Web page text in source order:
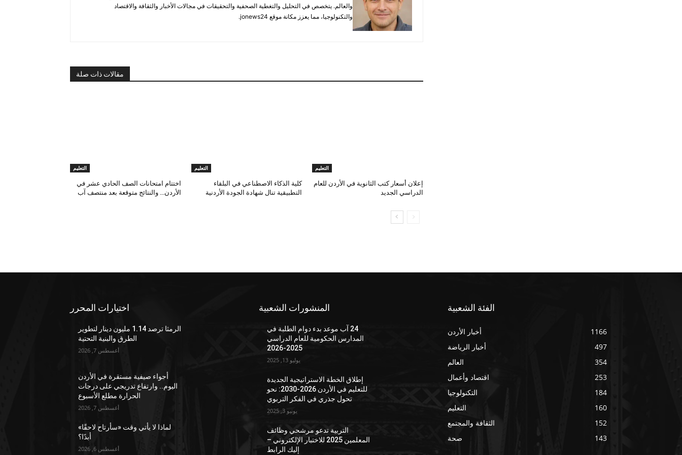
والعالم. يتخصص في التحليل والتغطية الصحفية والتحقيقات في مجالات الأخبار والثقافة والاقتصاد
والتكنولوجيا، مما يعزز مكانة موقع jonews24.
مقالات ذات صلة
التعليم
إعلان أسعار كتب الثانوية في الأردن للعام
الدراسي الجديد
التعليم
كلية الذكاء الاصطناعي في البلقاء
التطبيقية تنال شهادة الجودة الأردنية
التعليم
اختتام امتحانات الصف الحادي عشر في
الأردن… والنتائج متوقعة بعد منتصف آب
اختيارات المحرر
الرمثا ترصد 1.14 مليون دينار لتطوير
الطرق والبنية التحتية
أغسطس 7, 2026
أجواء صيفية مستقرة في الأردن
اليوم.. وارتفاع تدريجي على درجات
الحرارة مطلع الأسبوع
أغسطس 7, 2026
لماذا لا يأتي وقت «سأرتاح لاحقًا»
أبدًا؟
أغسطس 6, 2026
المنشورات الشعبية
24 آب موعد بدء دوام الطلبة في
المدارس الحكومية للعام الدراسي
2025-2026
يوليو 13, 2025
إطلاق الخطة الاستراتيجية الجديدة
للتعليم في الأردن 2026-2030: نحو
تحول جذري في الفكر التربوي
يونيو 3, 2025
التربية تدعو مرشحي وظائف
المعلمين 2025 للاختبار الإلكتروني –
إليك الرابط
الفئة الشعبية
أخبار الأردن
1166
أخبار الرياضة
497
العالم
354
اقتصاد وأعمال
253
التكنولوجيا
184
التعليم
160
الثقافة والمجتمع
152
صحة
143